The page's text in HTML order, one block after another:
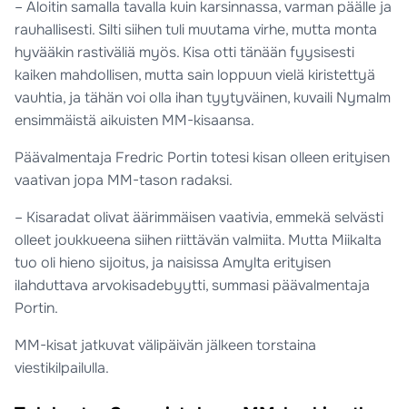
– Aloitin samalla tavalla kuin karsinnassa, varman päälle ja
rauhallisesti. Silti siihen tuli muutama virhe, mutta monta
hyvääkin rastiväliä myös. Kisa otti tänään fyysisesti
kaiken mahdollisen, mutta sain loppuun vielä kiristettyä
vauhtia, ja tähän voi olla ihan tyytyväinen, kuvaili Nymalm
ensimmäistä aikuisten MM-kisaansa.
Päävalmentaja Fredric Portin totesi kisan olleen erityisen
vaativan jopa MM-tason radaksi.
– Kisaradat olivat äärimmäisen vaativia, emmekä selvästi
olleet joukkueena siihen riittävän valmiita. Mutta Miikalta
tuo oli hieno sijoitus, ja naisissa Amylta erityisen
ilahduttava arvokisadebyytti, summasi päävalmentaja
Portin.
MM-kisat jatkuvat välipäivän jälkeen torstaina
viestikilpailulla.